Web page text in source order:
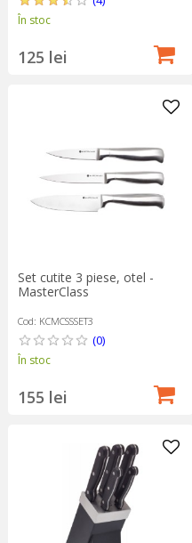
În stoc
125 lei
Set cutite 3 piese, otel -
MasterClass
Cod: KCMCSSSET3
(0)
În stoc
155 lei